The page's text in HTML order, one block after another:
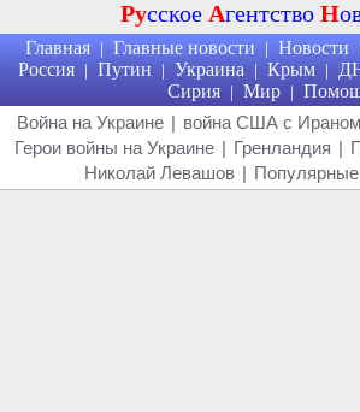
Русское Агентство Н
Главная | Главные новости | Новости
Россия | Путин | Украина | Крым |
Сирия | Мир |
Война на Украине | война США с Ираном
Герои войны на Украине | Гренландия |
Николай Левашов | Популярные